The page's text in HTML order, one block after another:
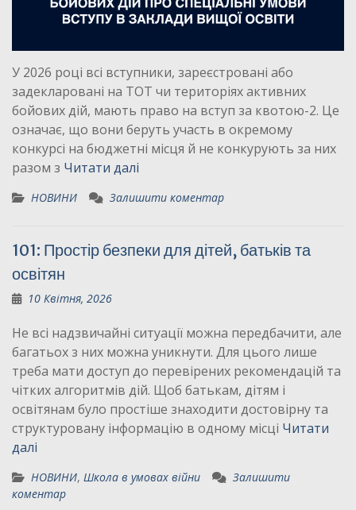
У 2026 році всі вступники, зареєстровані або
задекларовані на ТОТ чи територіях активних
бойових дій, мають право на вступ за квотою-2. Це
означає, що вони беруть участь в окремому
конкурсі на бюджетні місця й не конкурують за них
разом з Читати далі
НОВИНИ Залишити коментар
101: Простір безпеки для дітей, батьків та
освітян
10 Квітня, 2026
Не всі надзвичайні ситуації можна передбачити, але
багатьох з них можна уникнути. Для цього лише
треба мати доступ до перевірених рекомендацій та
чітких алгоритмів дій. Щоб батькам, дітям і
освітянам було простіше знаходити достовірну та
структуровану інформацію в одному місці Читати
далі
НОВИНИ, Школа в умовах війни
Залишити
коментар